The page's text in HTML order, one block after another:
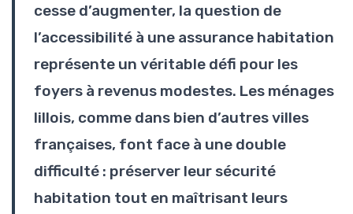
cesse d’augmenter, la question de
l’accessibilité à une assurance habitation
représente un véritable défi pour les
foyers à revenus modestes. Les ménages
lillois, comme dans bien d’autres villes
françaises, font face à une double
difficulté : préserver leur sécurité
habitation tout en maîtrisant leurs